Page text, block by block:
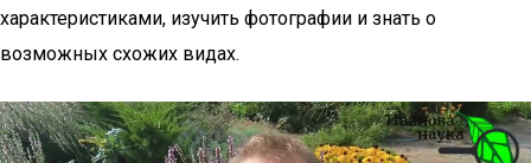
характеристиками, изучить фотографии и знать о
возможных схожих видах.